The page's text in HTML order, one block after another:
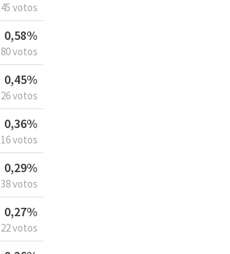
45 votos
0,58%
80 votos
0,45%
26 votos
0,36%
16 votos
0,29%
38 votos
0,27%
22 votos